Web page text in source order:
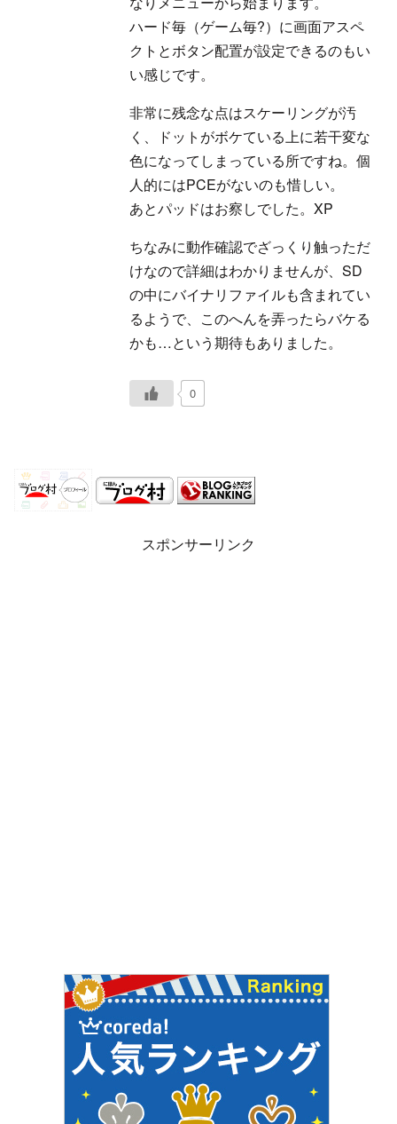
ハード毎（ゲーム毎?）に画面アスペ
クトとボタン配置が設定できるのもい
い感じです。
非常に残念な点はスケーリングが汚
く、ドットがボケている上に若干変な
色になってしまっている所ですね。個
人的にはPCEがないのも惜しい。
あとパッドはお察しでした。XP
ちなみに動作確認でざっくり触っただ
けなので詳細はわかりませんが、SD
の中にバイナリファイルも含まれてい
るようで、このへんを弄ったらバケる
かも…という期待もありました。
0
スポンサーリンク